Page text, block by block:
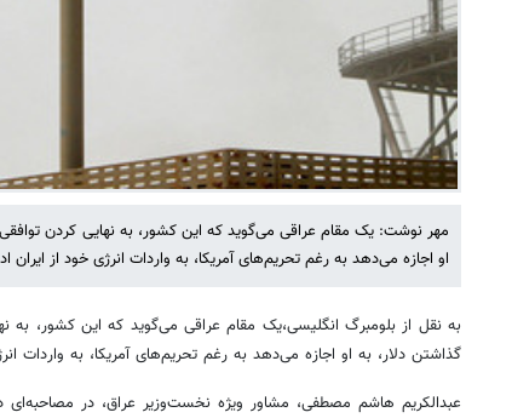
مهر نوشت: یک مقام عراقی می‌گوید که این کشور، به نهایی کردن
او اجازه می‌دهد به رغم تحریم‌های آمریکا، به واردات انرژی خود از ایران
به نقل از بلومبرگ انگلیسی،یک مقام عراقی می‌گوید که این کشور، به
گذاشتن دلار، به او اجازه می‌دهد به رغم تحریم‌های آمریکا، به واردات
عبدالکریم هاشم مصطفی، مشاور ویژه نخست‌وزیر عراق، در مصاحبه‌ای